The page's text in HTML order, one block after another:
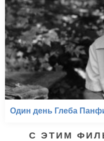
Один день Глеба
С ЭТИМ